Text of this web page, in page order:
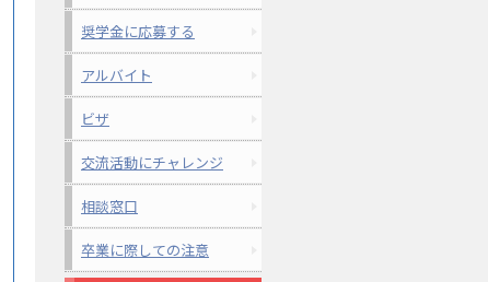
奨学金に応募する
アルバイト
ビザ
交流活動にチャレンジ
相談窓口
卒業に際しての注意